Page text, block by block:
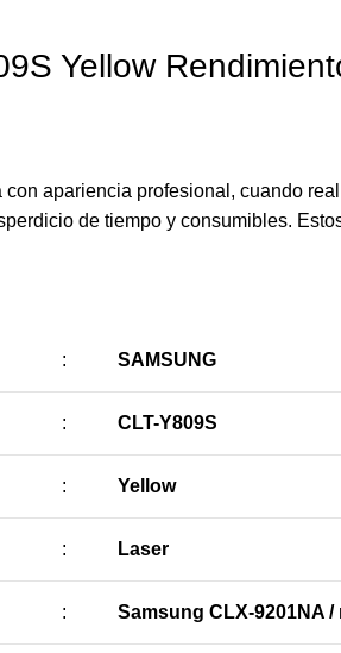
Yellow
con apariencia profesional, cuando
de tiempo y consumibles.
: SAMSUNG
: CLT-Y809S
: Yellow
: Laser
: Samsung CLX-9201NA /